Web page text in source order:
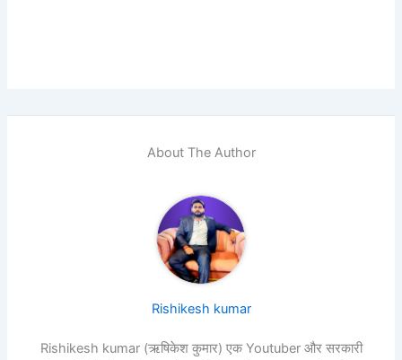
About The Author
Rishikesh kumar
Rishikesh kumar (ऋषिकेश कुमार) एक Youtuber और सरकारी